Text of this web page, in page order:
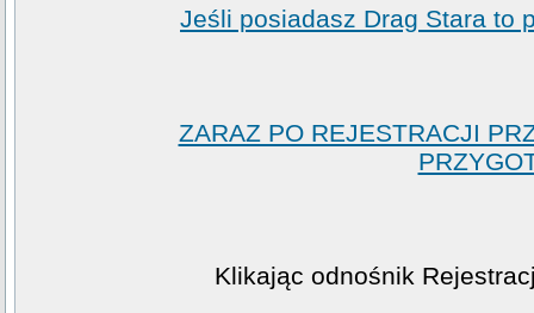
Jeśli posiadasz Drag Stara to
ZARAZ PO REJESTRACJI
Klikając odnośnik